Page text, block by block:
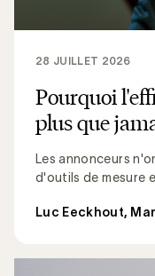
Pourquoi
plus que
Les annonceurs
d'outils de mesure
28 JUILLET 2026
Luc Eeckhout,